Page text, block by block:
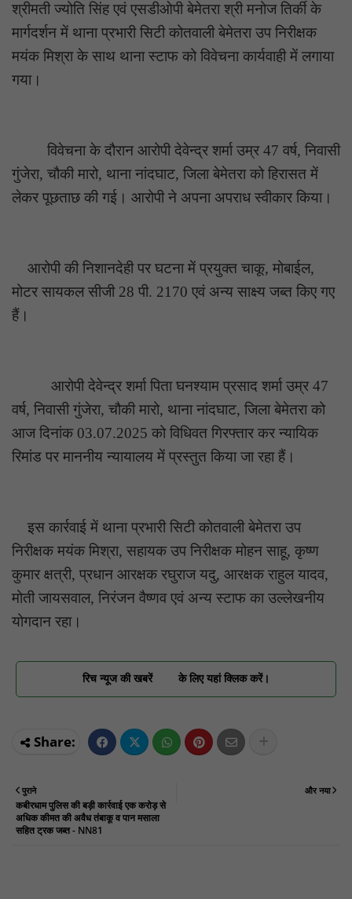
श्रीमती ज्योति सिंह एवं एसडीओपी बेमेतरा श्री मनोज तिर्की के
मार्गदर्शन में थाना प्रभारी सिटी कोतवाली बेमेतरा उप निरीक्षक
मयंक मिश्रा के साथ थाना स्टाफ को विवेचना कार्यवाही में लगाया
गया।
विवेचना के दौरान आरोपी देवेन्द्र शर्मा उम्र 47 वर्ष, निवासी
गुंजेरा, चौकी मारो, थाना नांदघाट, जिला बेमेतरा को हिरासत में
लेकर पूछताछ की गई। आरोपी ने अपना अपराध स्वीकार किया।
आरोपी की निशानदेही पर घटना में प्रयुक्त चाकू, मोबाईल,
मोटर सायकल सीजी 28 पी. 2170 एवं अन्य साक्ष्य जब्त किए गए
हैं।
आरोपी देवेन्द्र शर्मा पिता घनश्याम प्रसाद शर्मा उम्र 47
वर्ष, निवासी गुंजेरा, चौकी मारो, थाना नांदघाट, जिला बेमेतरा को
आज दिनांक 03.07.2025 को विधिवत गिरफ्तार कर न्यायिक
रिमांड पर माननीय न्यायालय में प्रस्तुत किया जा रहा हैं।
इस कार्रवाई में थाना प्रभारी सिटी कोतवाली बेमेतरा उप
निरीक्षक मयंक मिश्रा, सहायक उप निरीक्षक मोहन साहू, कृष्ण
कुमार क्षत्री, प्रधान आरक्षक रघुराज यदु, आरक्षक राहुल यादव,
मोती जायसवाल, निरंजन वैष्णव एवं अन्य स्टाफ का उल्लेखनीय
योगदान रहा।
रिच न्यूज की खबरें के लिए यहां क्लिक करें।
और नया
पुराने
कबीरधाम पुलिस की बड़ी कार्रवाई एक करोड़ से
अधिक कीमत की अवैध तंबाकू व पान मसाला
सहित ट्रक जब्त - NN81